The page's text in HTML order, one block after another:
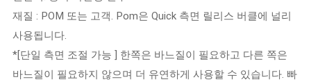
재질 : POM 또는 고객. Pom은 Quick 측면 릴리스 버클에 널리
사용됩니다.
*[단일 측면 조절 가능 ] 한쪽은 바느질이 필요하고 다른 쪽은
바느질이 필요하지 않으며 더 유연하게 사용할 수 있습니다. 빠